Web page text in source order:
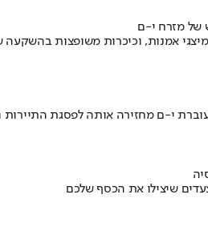
של מזרח י-ם
י-ם מחזירה אותה לפסגת התיירות
שיצילו את הכסף שלכם